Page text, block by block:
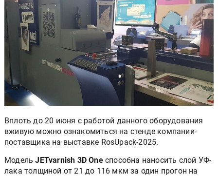
Вплоть до 20 июня с работой данного оборудования
вживую можно ознакомиться на стенде компании-
поставщика на выставке RosUpack-2025.
МодельJETvarnish 3D Oneспособна наносить слой УФ-
лака толщиной от 21 до 116 мкм за один прогон на